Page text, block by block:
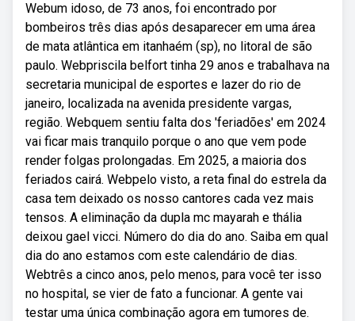
Webum idoso, de 73 anos, foi encontrado por
bombeiros três dias após desaparecer em uma área
de mata atlântica em itanhaém (sp), no litoral de são
paulo. Webpriscila belfort tinha 29 anos e trabalhava na
secretaria municipal de esportes e lazer do rio de
janeiro, localizada na avenida presidente vargas,
região. Webquem sentiu falta dos 'feriadões' em 2024
vai ficar mais tranquilo porque o ano que vem pode
render folgas prolongadas. Em 2025, a maioria dos
feriados cairá. Webpelo visto, a reta final do estrela da
casa tem deixado os nosso cantores cada vez mais
tensos. A eliminação da dupla mc mayarah e thália
deixou gael vicci. Número do dia do ano. Saiba em qual
dia do ano estamos com este calendário de dias.
Webtrês a cinco anos, pelo menos, para você ter isso
no hospital, se vier de fato a funcionar. A gente vai
testar uma única combinação agora em tumores de.